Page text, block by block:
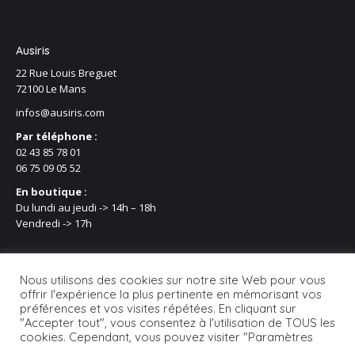
Ausiris
22 Rue Louis Breguet
72100 Le Mans
infos@ausiris.com
Par téléphone :
02 43 85 78 01
06 75 09 05 52
En boutique :
Du lundi au jeudi -> 14h – 18h
Vendredi -> 17h
Nous utilisons des cookies sur notre site Web pour vous
offrir l'expérience la plus pertinente en mémorisant vos
préférences et vos visites répétées. En cliquant sur
"Accepter tout", vous consentez à l'utilisation de TOUS les
cookies. Cependant, vous pouvez visiter "Paramètres